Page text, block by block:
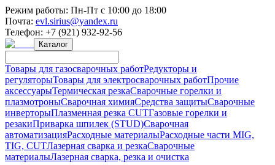
Режим работы: Пн-Пт с 10:00 до 18:00
Почта: evl.sirius@yandex.ru
Телефон: +7 (921) 932-92-56
Каталог
Товары для газосварочных работРедукторы и
регуляторыТовары для электросварочных работПрочие
аксессуарыТермическая резкаСварочные горелки и
плазмотроныСварочная химияСредства защитыСварочные
инверторыПлазменная резка CUTГазовые горелки и
резакиПриварка шпилек (STUD)Сварочная
автоматизацияРасходные материалыРасходные части MIG,
TIG, CUTЛазерная сварка и резкаСварочные
материалыЛазерная сварка, резка и очистка